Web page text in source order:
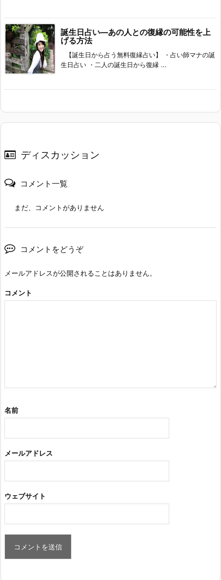
誕生日占い―あの人との復縁の可能性を上
げる方法
【誕生日から占う無料復縁占い】 ・占い師マナの誕
生日占い ・二人の誕生日から復縁 ...
ディスカッション
コメント一覧
まだ、コメントがありません
コメントをどうぞ
メールアドレスが公開されることはありません。
コメント
名前
メールアドレス
ウェブサイト